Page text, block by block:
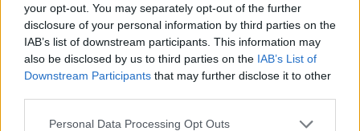
your opt-out. You may separately opt-out of the further
disclosure of your personal information by third parties on the
IAB’s list of downstream participants. This information may
also be disclosed by us to third parties on the IAB’s List of
Downstream Participants that may further disclose it to other
Personal Data Processing Opt Outs
Afficher la carte